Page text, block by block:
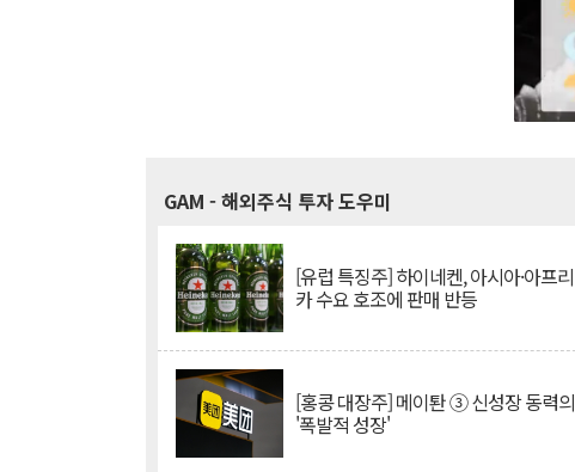
GAM - 해외주식 투자 도우미
[유럽 특징주] 하이네켄, 아시아·아프리
카 수요 호조에 판매 반등
[홍콩 대장주] 메이퇀 ③ 신성장 동력의
'폭발적 성장'